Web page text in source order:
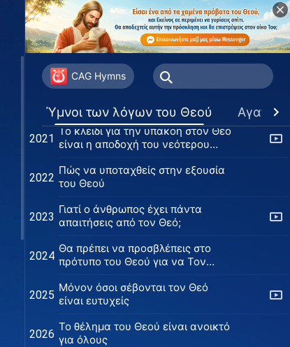
CAG Hymns
Ύμνοι των λόγων του Θεού
2018
Διάβαζε τα λόγια του Θεού
ανάλογα με τις καταστάσεις σου
Όσοι δεν κάνουν πράξη τον λόγο
του Θεού θα εξαλειφθούν
Ο Θεός προ πολλού προετοίμασε
τα πάντα για την ανθρωπότητα
2021
Το κλειδί για την υπακοή στον Θεό
είναι η αποδοχή του νεότερου
2022
Πώς να υποταχθείς στην εξουσία
του Θεού
2023
Γιατί ο άνθρωπος έχει πάντα
απαιτήσεις από τον Θεό;
2024
Θα πρέπει να προσβλέπεις στο
πρότυπο του Θεού για να Τον
2025
Μόνον όσοι σέβονται τον Θεό
είναι ευτυχείς
2026
Το θέλημα του Θεού είναι ανοικτό
για όλους